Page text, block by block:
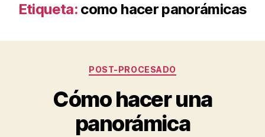
Etiqueta: como hacer panorámicas
Categorías
POST-PROCESADO
Cómo hacer una
panorámica